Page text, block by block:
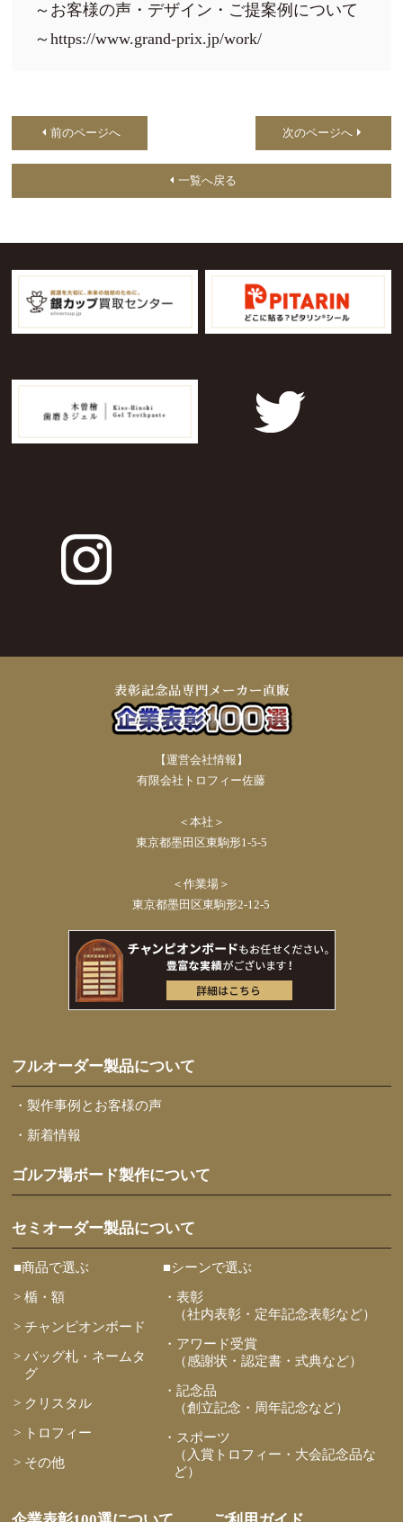
～お客様の声・デザイン・ご提案例について
～https://www.grand-prix.jp/work/
前のページへ 次のページへ
一覧へ戻る
【運営会社情報】
有限会社トロフィー佐藤
＜本社＞
東京都墨田区東駒形1-5-5
＜作業場＞
東京都墨田区東駒形2-12-5
フルオーダー製品について
・製作事例とお客様の声
・新着情報
ゴルフ場ボード製作について
セミオーダー製品について
■商品で選ぶ
> 楯・額
> チャンピオンボード
> バッグ札・ネームタ
グ
> クリスタル
> トロフィー
> その他
■シーンで選ぶ
・表彰
（社内表彰・定年記念表彰など）
・アワード受賞
（感謝状・認定書・式典など）
・記念品
（創立記念・周年記念など）
・スポーツ
（入賞トロフィー・大会記念品な
ど）